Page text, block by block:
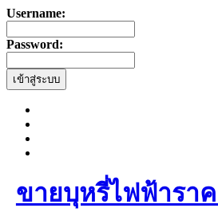
Username:
Password:
ขายบุหรี่ไฟฟ้ารา